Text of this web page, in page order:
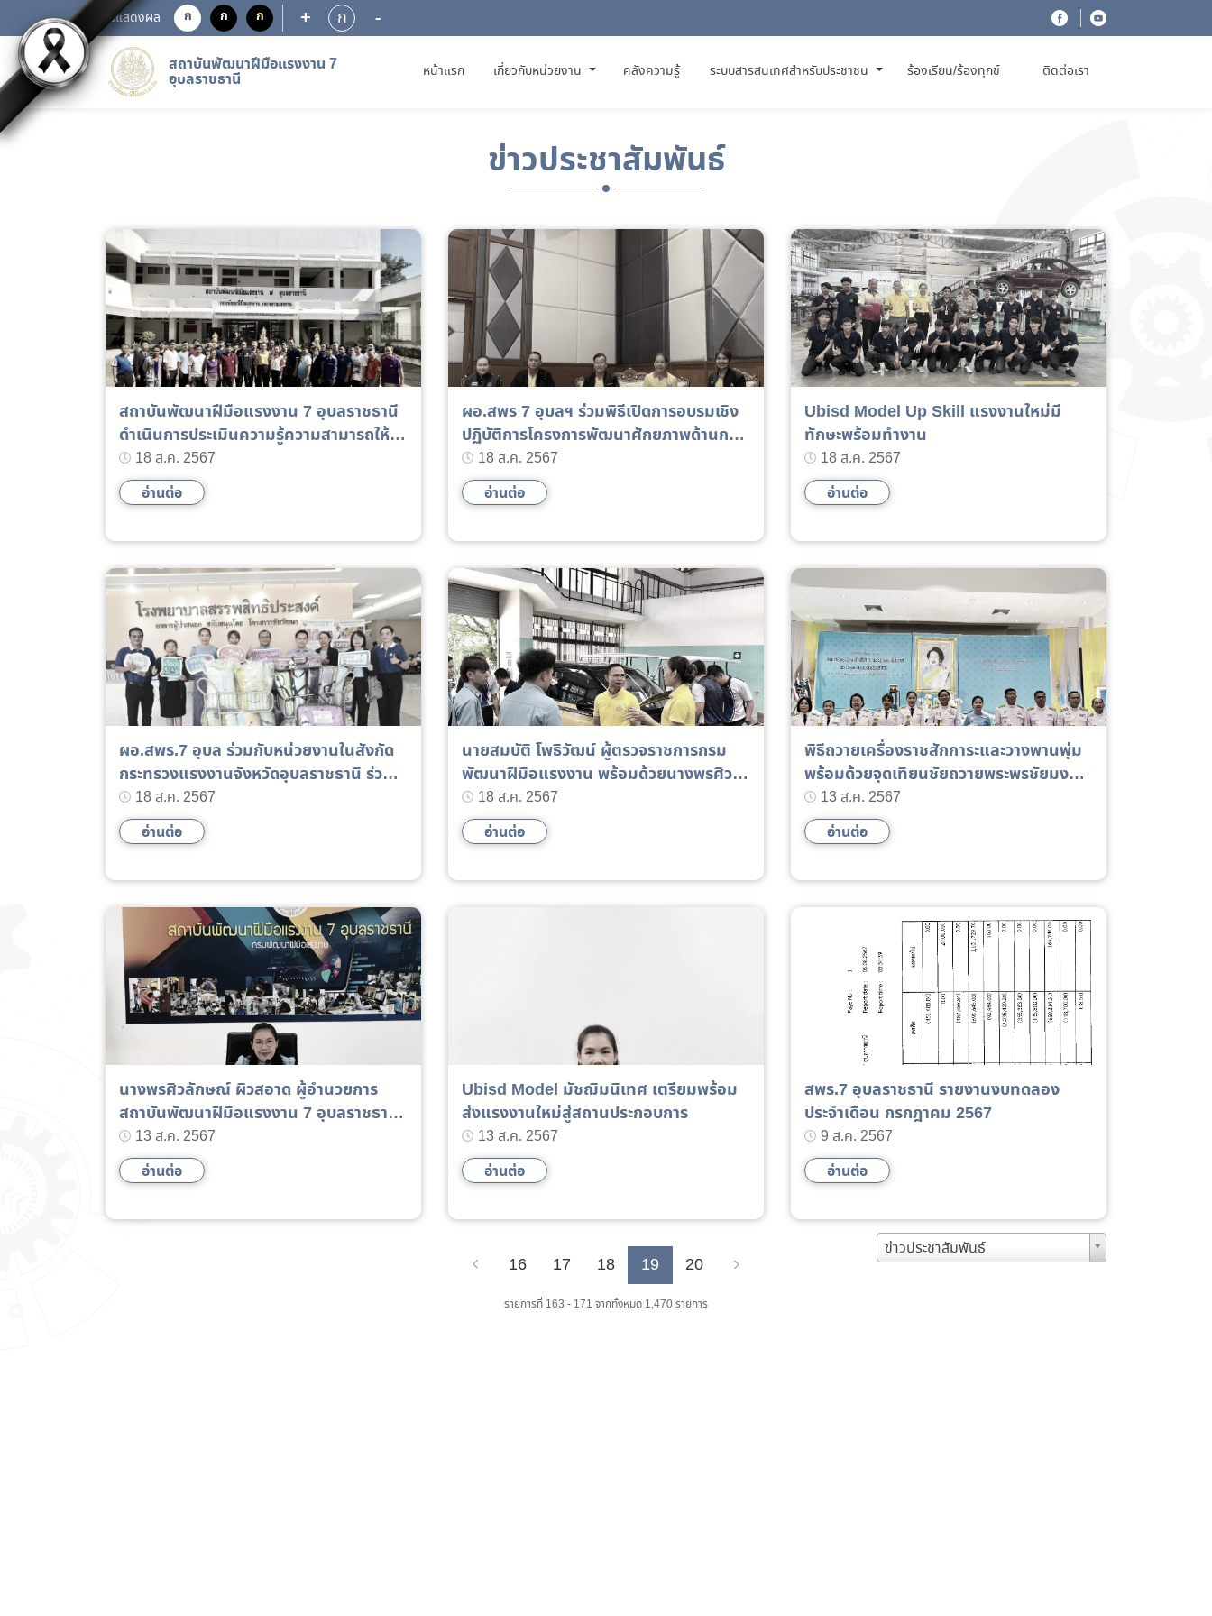
การแสดงผล ก ก ก + ก -
สถาบันพัฒนาฝีมือแรงงาน 7
อุบลราชธานี หน้าแรก(CURRENT)
เกี่ยวกับหน่วยงาน คลังความรู้ ระบบสารสนเทศสำหรับประชาชน ร้องเรียน/ร้องทุกข์ ติดต่อเรา
ข่าวประชาสัมพันธ์
สถาบันพัฒนาฝีมือแรงงาน 7 อุบลราชธานี
ดำเนินการประเมินความรู้ความสามารถให้
กับบุคคลทั่วไปและพนักงานสถานประกอบ
กิจการ
18 ส.ค. 2567
อ่านต่อ
ผอ.สพร 7 อุบลฯ ร่วมพิธีเปิดการอบรมเชิง
ปฏิบัติการโครงการพัฒนาศักยภาพด้านการ
ป้องกันและแก้ไขปัญหาการบังคับใช้แรงงาน
หรือบริการและการค้ามนุษย์ด้านแรงงานให้
แก่บัณฑิตแรงงาน อาสาสมัครแรงงานและ
18 ส.ค. 2567
อ่านต่อ
Ubisd Model Up Skill แรงงานใหม่มี
ทักษะพร้อมทำงาน
18 ส.ค. 2567
อ่านต่อ
ผอ.สพร.7 อุบล ร่วมกับหน่วยงานในสังกัด
กระทรวงแรงงานจังหวัดอุบลราชธานี ร่วม
โครงการเยี่ยมผู้ประกันตนเจ็บป่วยในสถาน
พยาบาล หรือผู้ป่วยหลังภาวะวิกฤต
(Intermediate Care)
18 ส.ค. 2567
อ่านต่อ
นายสมบัติ โพธิวัฒน์ ผู้ตรวจราชการกรม
พัฒนาฝีมือแรงงาน พร้อมด้วยนางพรศิว
ลักษณ์ ผิวสอาด ผู้อำนวยการสถาบันพัฒนา
ฝีมือแรงงาน 7 อุบลราชธานี ตรวจเยี่ยมการ
ฝึกอบรมการฝึกยกระดับฝีมือ หลักสูตร ช่าง
18 ส.ค. 2567
อ่านต่อ
พิธีถวายเครื่องราชสักการะและวางพานพุ่ม
พร้อมด้วยจุดเทียนชัยถวายพระพรชัยมงคล
เนื่องในโอกาสวันเฉลิมพระชนมพรรษา
สมเด็จพระนางเจ้าสิริกิติ์ พระบรมราชินีนาถ
พระบรมราชชนนีพันปีหลวง
13 ส.ค. 2567
อ่านต่อ
นางพรศิวลักษณ์ ผิวสอาด ผู้อำนวยการ
สถาบันพัฒนาฝีมือแรงงาน 7 อุบลราชธานี
ประชุมเจ้าหน้าที่เพื่อติดตามผลการดำเนิน
งาน
13 ส.ค. 2567
อ่านต่อ
Ubisd Model มัชฌิมนิเทศ เตรียมพร้อม
ส่งแรงงานใหม่สู่สถานประกอบการ
13 ส.ค. 2567
อ่านต่อ
สพร.7 อุบลราชธานี รายงานงบทดลอง
ประจำเดือน กรกฎาคม 2567
9 ส.ค. 2567
อ่านต่อ
16 17 18 19 20
รายการที่ 163 - 171 จากทั้งหมด 1,470 รายการ
ข่าวประชาสัมพันธ์